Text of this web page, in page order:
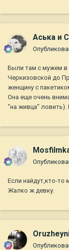
Аська и
Были там с мужем в
Черкизовской до
женщину с
Она еще очень
"на живца" ловить).
Если найдут,кто-то
Жалко ж девку.